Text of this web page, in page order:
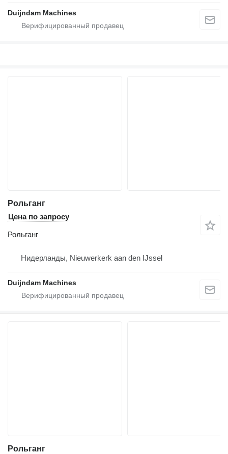
Duijndam Machines
Рольганг
Цена по запросу
Рольганг
Нидерланды, Nieuwerkerk aan den IJssel
Duijndam Machines
Рольганг